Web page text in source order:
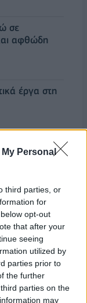
Personal
third parties, or
for
opt-out
that after your
seeing
utilized by
parties prior to
the further
parties on the
may
σε
αφθώδη
έργα στη